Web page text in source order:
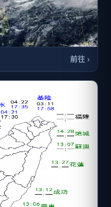
前往 ›